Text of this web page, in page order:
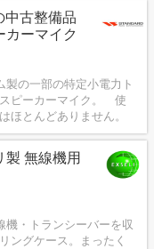
中古整備品
カーマイク
の一部の特定小電力ト
ピーカーマイク。 使
ほとんどありません。
製 無線機用
機・トランシーバーを収
ングケース。まったく